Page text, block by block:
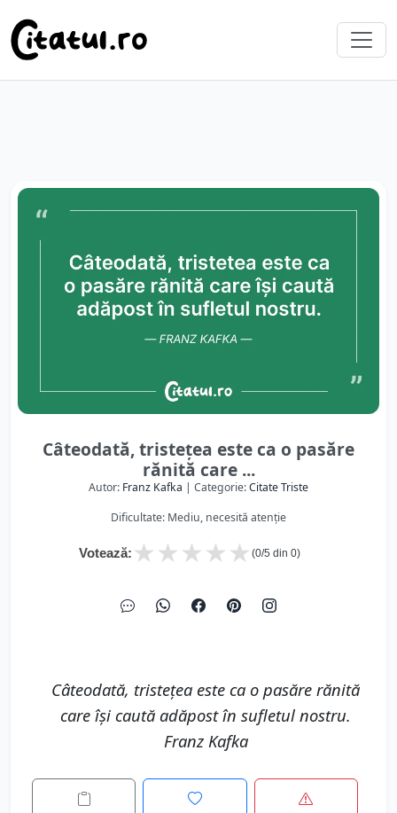
Câteodată, tristețea este ca o pasăre
rănită care ...
Autor: Franz Kafka | Categorie:Citate Triste
Dificultate: Mediu, necesită atenție
Votează: ★
★
★
★
★ (0/5 din 0)
Câteodată, tristețea este ca o pasăre rănită
care își caută adăpost în sufletul nostru.
Franz Kafka